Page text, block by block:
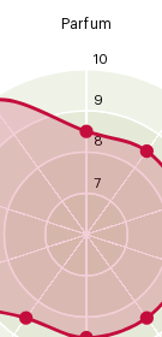
10
9
8
7
Parfum